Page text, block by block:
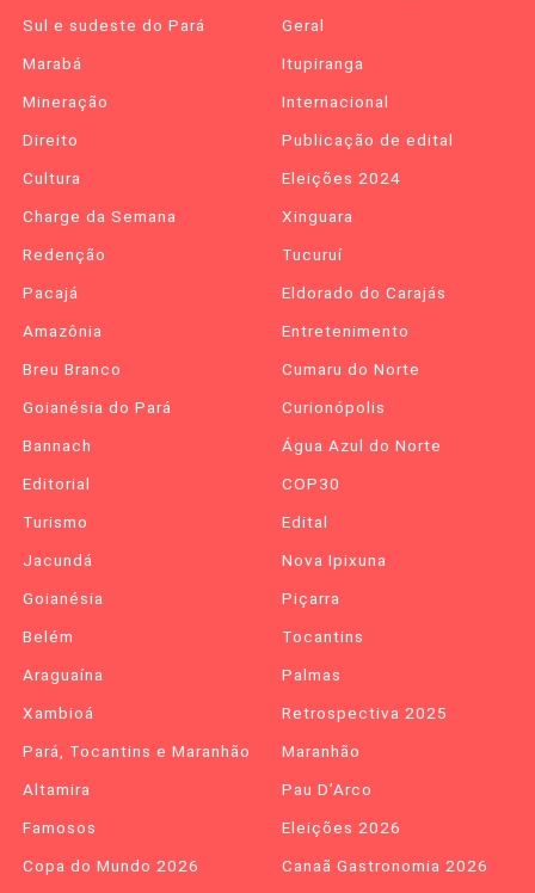
Sul e sudeste do Pará
Geral
Marabá
Itupiranga
Mineração
Internacional
Direito
Publicação de edital
Cultura
Eleições 2024
Charge da Semana
Xinguara
Redenção
Tucuruí
Pacajá
Eldorado do Carajás
Amazônia
Entretenimento
Breu Branco
Cumaru do Norte
Goianésia do Pará
Curionópolis
Bannach
Água Azul do Norte
Editorial
COP30
Turismo
Edital
Jacundá
Nova Ipixuna
Goianésia
Piçarra
Belém
Tocantins
Araguaína
Palmas
Xambioá
Retrospectiva 2025
Pará, Tocantins e Maranhão
Maranhão
Altamira
Pau D’Arco
Famosos
Eleições 2026
Copa do Mundo 2026
Canaã Gastronomia 2026